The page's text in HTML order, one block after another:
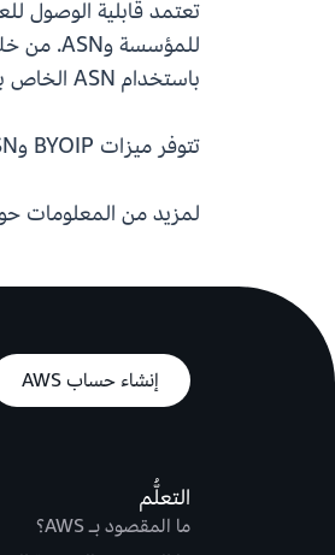
باستخدام ASN الخاص بك. وهذا الأمر يضمن بقاء أعباء العمل الخاصة بك قابلة للوصول من قبل العملاء أو الشركاء الذين سمحوا بإدراج عناوين IP وASN لديك.
تتوفر ميزات BYOIP وBYOASN في جميع
لمزيد من المعلومات
إنشاء حساب AWS
التعلُّم
ما المقصود بـ AWS؟